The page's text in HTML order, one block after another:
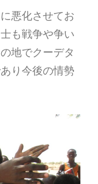
悪化させてお
も戦争や争い
地でクーデタ
り今後の情勢